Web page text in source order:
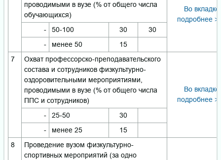
проводимыми в вузе (% от общего числа
обучающихся)
Во вкладке
подробнее
-
50-100 30
30
-
менее 50
15
7
Охват профессорско-преподавательского
состава и сотрудников физкультурно-
оздоровительными мероприятиями,
проводимыми в вузе (% от общего числа
ППС и сотрудников)
Во вкладке
подробнее
-
25-50
30
-
менее 25
15
8
Проведение вузом физкультурно-
спортивных мероприятий (за одно